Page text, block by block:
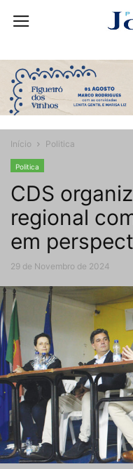
Início Politica
Politica
CDS
regional
em
29 de Novembro de 2024